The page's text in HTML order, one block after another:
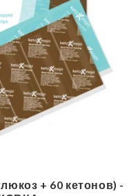
+ 60 кетонов) -